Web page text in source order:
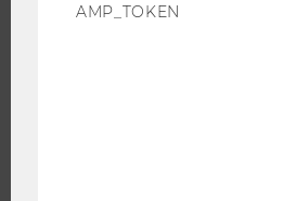
AMP_TOKEN